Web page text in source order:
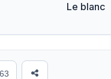
Le blanc